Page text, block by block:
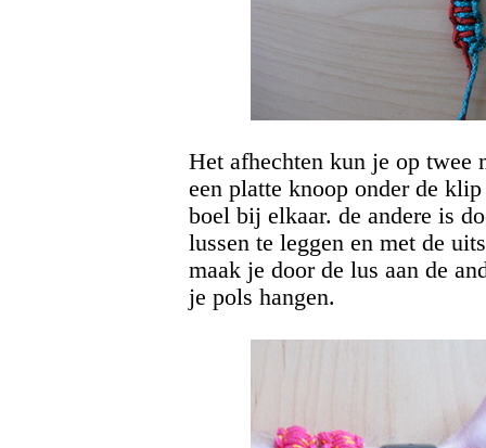
Het afhechten kun je op twee
een platte knoop onder de
boel bij elkaar. de andere is
lussen te leggen en met de
maak je door de lus aan de
je pols hangen.